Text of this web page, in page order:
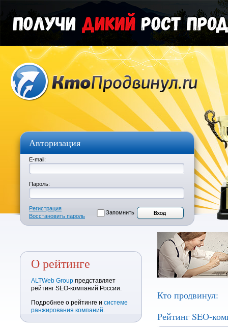
Авторизация
E-mail:
Пароль:
Регистрация
Восстановить пароль
Запомнить
О рейтинге
ALTWeb Group представляет
рейтинг SEO-компаний России.
Подробнее о рейтинге и системе
ранжирования компаний.
Кто продвинул:
Рейтинг SEO-